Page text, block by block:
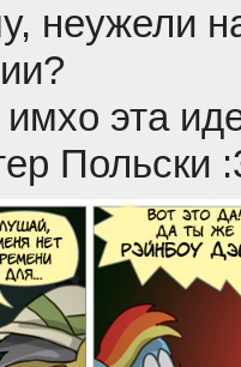
неужели
эта
Польски